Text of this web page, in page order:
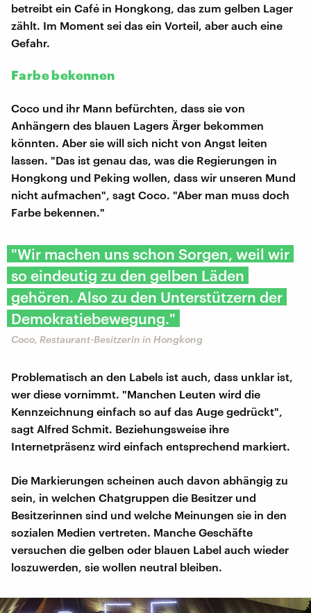
betreibt ein Café in Hongkong, das zum gelben Lager
zählt. Im Moment sei das ein Vorteil, aber auch eine
Gefahr.
Farbe bekennen
Coco und ihr Mann befürchten, dass sie von
Anhängern des blauen Lagers Ärger bekommen
könnten. Aber sie will sich nicht von Angst leiten
lassen. "Das ist genau das, was die Regierungen in
Hongkong und Peking wollen, dass wir unseren Mund
nicht aufmachen", sagt Coco. "Aber man muss doch
Farbe bekennen."
"Wir machen uns schon Sorgen, weil wir
so eindeutig zu den gelben Läden
gehören. Also zu den Unterstützern der
Demokratiebewegung."
Coco, Restaurant-Besitzerin in Hongkong
Problematisch an den Labels ist auch, dass unklar ist,
wer diese vornimmt. "Manchen Leuten wird die
Kennzeichnung einfach so auf das Auge gedrückt",
sagt Alfred Schmit. Beziehungsweise ihre
Internetpräsenz wird einfach entsprechend markiert.
Die Markierungen scheinen auch davon abhängig zu
sein, in welchen Chatgruppen die Besitzer und
Besitzerinnen sind und welche Meinungen sie in den
sozialen Medien vertreten. Manche Geschäfte
versuchen die gelben oder blauen Label auch wieder
loszuwerden, sie wollen neutral bleiben.